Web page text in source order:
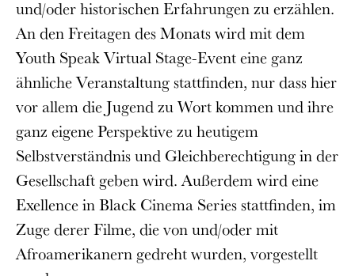
und/oder historischen Erfahrungen zu erzählen.
An den Freitagen des Monats wird mit dem
Youth Speak Virtual Stage-Event eine ganz
ähnliche Veranstaltung stattfinden, nur dass hier
vor allem die Jugend zu Wort kommen und ihre
ganz eigene Perspektive zu heutigem
Selbstverständnis und Gleichberechtigung in der
Gesellschaft geben wird. Außerdem wird eine
Exellence in Black Cinema Series stattfinden, im
Zuge derer Filme, die von und/oder mit
Afroamerikanern gedreht wurden, vorgestellt